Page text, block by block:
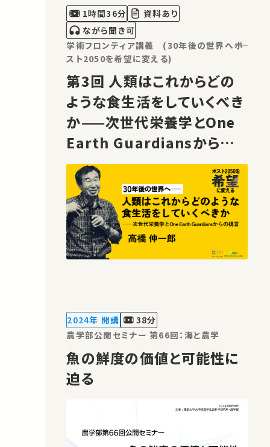
権処理・映像編集：東京大学 大学総合教
育研究センター
1時間36分
資料あり
ながら聞き可
学術フロンティア講義 (30年後の世界へ――ポ
スト2050を希望に変える)
第3回 人類はこれからどの
ような食生活をしていくべき
か——次世代栄養学とOne
Earth Guardiansからの
提言
2024年 開講
38分
農学部公開セミナー 第66回：海と農学
魚の鮮度の価値と可能性に
迫る